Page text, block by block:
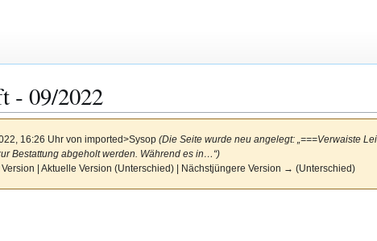
‐ 09/2022
16:26 Uhr von imported>Sysop (Die Seite wurde neu angelegt: „===Verwaiste
Bestattung abgeholt werden. Während es in…“)
| Aktuelle Version (Unterschied) | Nächstjüngere Version → (Unterschied)